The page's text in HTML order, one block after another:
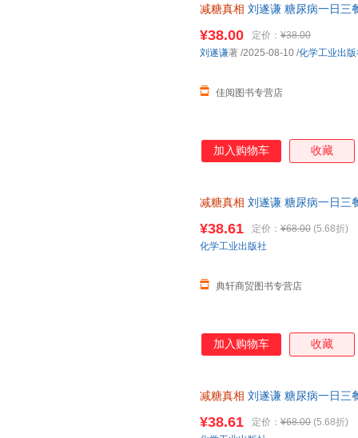
减糖真相 刘遂谦 糖尿病一日三
¥38.00 定价： ¥38.00
佳阅图书专营店
刘遂谦著 /2025-08-10 /化学工业出
加入购物车 收藏
减糖真相 刘遂谦 糖尿病一日三
¥38.61 定价： ¥68.00 (5.68折)
典轩商贸图书专营店
化学工业出版社
加入购物车 收藏
减糖真相 刘遂谦 糖尿病一日三
¥38.61 定价： ¥68.00 (5.68折)